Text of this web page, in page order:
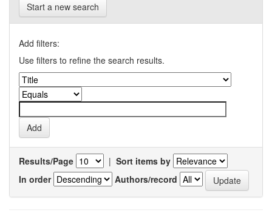
Start a new search
Add filters:
Use filters to refine the search results.
Results/Page | Sort items by
In order
Authors/record